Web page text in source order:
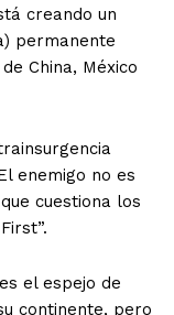
creando un
permanente
China, México
enemigo no es
cuestiona los
el espejo de
continente, pero